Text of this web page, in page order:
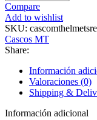
Compare
Add to wishlist
SKU:
Cascos MT
Share:
Información
Valoraciones (0)
Shipping &
Información adicional